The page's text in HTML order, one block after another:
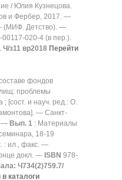
/ Юлия Кузнецова.
и Фербер, 2017. —
(МИФ. Детство). —
00117-020-4 (в пер.).
з11 вр2018 Перейти
фондов
проблемы
; [сост. и науч. ред.: О.
— Санкт-
— Вып. 1 : Материалы
18-19
: ил., факс. —
докл. — ISBN 978-
Ч734(2)759.7/
в каталоги